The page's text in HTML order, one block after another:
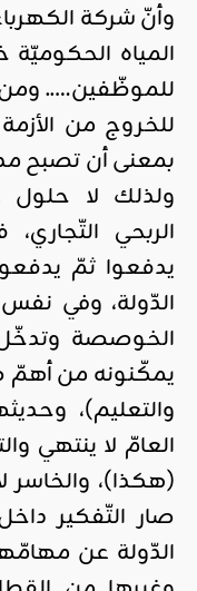
وأنّ شركة
المياه الحكوميّة
للموظّفين…..
للخروج من
بمعنى أن تصبح
ولذلك لا حلول
الربحي
يدفعوا ثمّ
الدّولة، وفي
الخوصصة
يمكّنونه من أهمّ
والتعليم)،
العامّ لا ينتهي
(هكذا)،
صار التّفكير
الدّولة عن